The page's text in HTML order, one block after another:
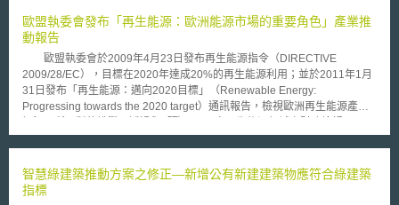
歐盟執委會發布「再生能源：歐洲能源市場的重要角色」產業推
動報告
歐盟執委會於2009年4月23日發布再生能源指令（DIRECTIVE
2009/28/EC），目標在2020年達成20%的再生能源利用；並於2011年1月
31日發布「再生能源：邁向2020目標」（Renewable Energy:
Progressing towards the 2020 target）通訊報告，檢視歐洲再生能源產業
（Review of European and national financing of renewable energy in
生質燃料及其他再生燃料的發展及技術評估」（Recent progress in
developing renewable energy sources and technical evaluation of the
智慧綠建築推動方案之修正—新增公有新建建築物應符合綠建築
指標